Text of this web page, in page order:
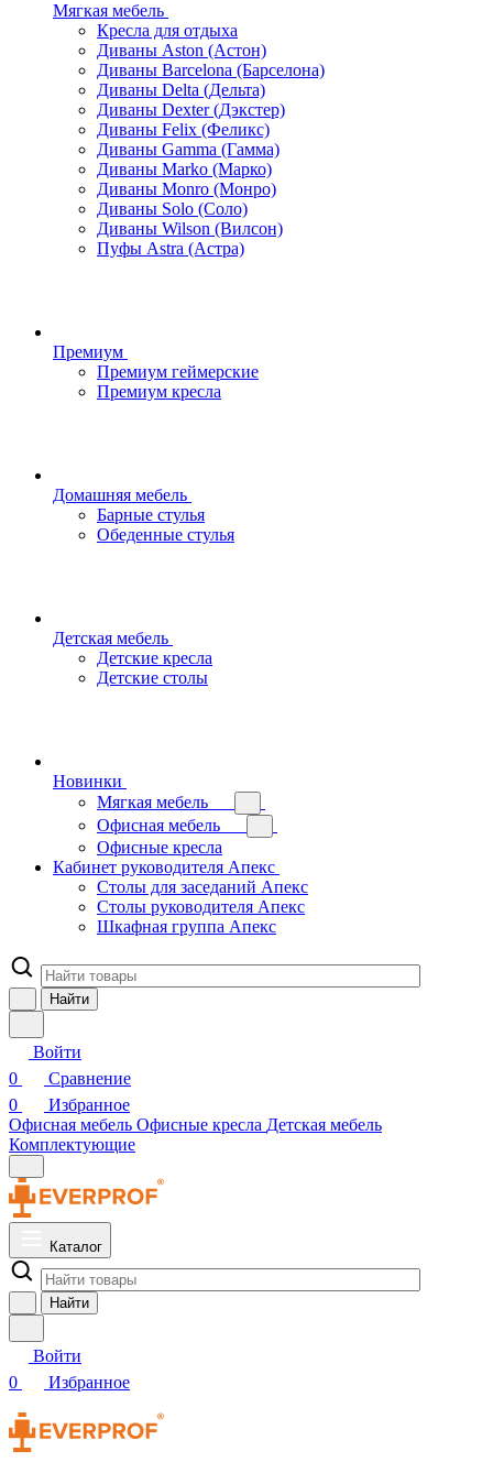
Мягкая мебель
Кресла для отдыха
Диваны Aston (Астон)
Диваны Barcelona (Барселона)
Диваны Delta (Дельта)
Диваны Dexter (Дэкстер)
Диваны Felix (Феликс)
Диваны Gamma (Гамма)
Диваны Marko (Марко)
Диваны Monro (Монро)
Диваны Solo (Соло)
Диваны Wilson (Вилсон)
Пуфы Astra (Астра)
Премиум
Премиум геймерские
Премиум кресла
Домашняя мебель
Барные стулья
Обеденные стулья
Детская мебель
Детские кресла
Детские столы
Новинки
Мягкая мебель
Офисная мебель
Офисные кресла
Кабинет руководителя Апекс
Столы для заседаний Апекс
Столы руководителя Апекс
Шкафная группа Апекс
Найти
Войти
0
Сравнение
0
Избранное
Офисная мебель Офисные кресла Детская мебель
Комплектующие
Каталог
Найти
Войти
0
Избранное